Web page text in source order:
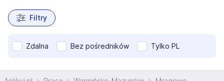
Filtry
Zdalna Bez pośredników Tylko PL